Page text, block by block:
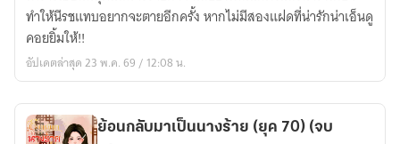
เป็น
สะใภ้
ร้ายกาจ
(ยุค80)
ทำให้นีรชแทบอยากจะตายอีกครั้ง หากไม่มีสองแฝดที่น่ารักน่าเอ็นดู
คอยยิ้มให้!!
อัปเดตล่าสุด 23 พ.ค. 69 / 12:08 น.
ย้อนกลับมาเป็นนางร้าย (ยุค 70) (จบ